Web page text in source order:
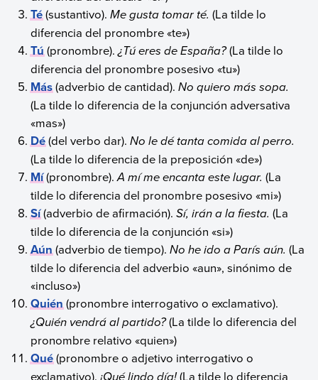
Té(sustantivo).Me gusta tomar té. (La tilde lo
diferencia del pronombre «te»)
Tú(pronombre).¿Tú eres de España?(La tilde lo
diferencia del pronombre posesivo «tu»)
Más(adverbio de cantidad).No quiero más sopa.
(La tilde lo diferencia de la conjunción adversativa
«mas»)
Dé(del verbo dar).No le dé tanta comida al perro.
(La tilde lo diferencia de la preposición «de»)
Mí(pronombre).A mí me encanta este lugar. (La
tilde lo diferencia del pronombre posesivo «mi»)
Sí(adverbio de afirmación).Sí, irán a la fiesta. (La
tilde lo diferencia de la conjunción «si»)
Aún(adverbio de tiempo).No he ido a París aún. (La
tilde lo diferencia del adverbio «aun», sinónimo de
«incluso»)
Quién(pronombre interrogativo o exclamativo).
¿Quién vendrá al partido?(La tilde lo diferencia del
pronombre relativo «quien»)
Qué(pronombre o adjetivo interrogativo o
exclamativo).
(La tilde lo diferencia